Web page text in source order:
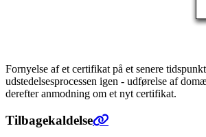
Fornyelse af et certifikat på et senere
udstedelsesprocessen igen - udførelse af
derefter anmodning om et nyt certifikat.
Tilbagekaldelse